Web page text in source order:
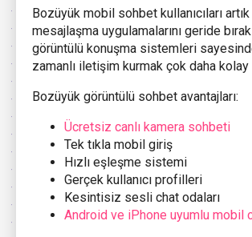
Bozüyük mobil sohbet kullanıcıları
mesajlaşma uygulamalarını geride
görüntülü konuşma sistemleri
zamanlı iletişim kurmak çok daha
Bozüyük görüntülü sohbet avantajları:
Ücretsiz canlı kamera sohbeti
Tek tıkla mobil giriş
Hızlı eşleşme sistemi
Gerçek kullanıcı profilleri
Kesintisiz sesli chat odaları
Android ve iPhone uyumlu mobil